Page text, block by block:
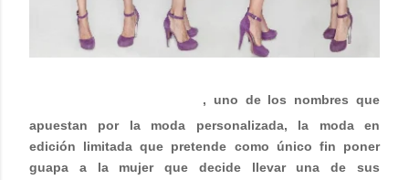
, uno de los nombres que
apuestan por la moda personalizada, la moda en
edición limitada que pretende como único fin poner
guapa a la mujer que decide llevar una de sus